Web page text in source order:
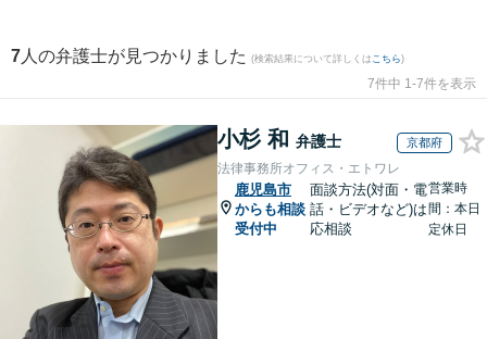
7 人の弁護士が見つかりました (検索結果について詳しくは こちら)
7件中 1-7件を表示
小杉 和 弁護士 京都府
法律事務所オフィス・エトワレ
鹿児島市
からも相談
受付中
面談方法(対面・電
話・ビデオなど)は
応相談
営業時
間：本日
定休日